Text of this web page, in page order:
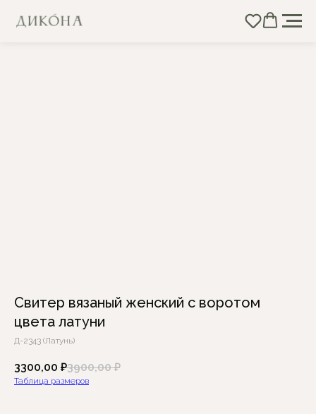
Свитер вязаный женский с воротом
цвета латуни
Д-2343 (Латунь)
3300,00 ₽3900,00 ₽
Таблица размеров